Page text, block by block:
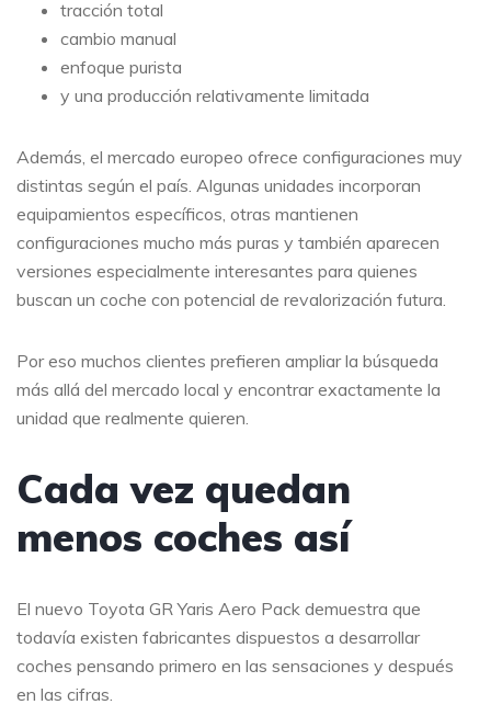
tracción total
cambio manual
enfoque purista
y una producción relativamente limitada
Además, el mercado europeo ofrece configuraciones muy
distintas según el país. Algunas unidades incorporan
equipamientos específicos, otras mantienen
configuraciones mucho más puras y también aparecen
versiones especialmente interesantes para quienes
buscan un coche con potencial de revalorización futura.
Por eso muchos clientes prefieren ampliar la búsqueda
más allá del mercado local y encontrar exactamente la
unidad que realmente quieren.
Cada vez quedan
menos coches así
El nuevo Toyota GR Yaris Aero Pack demuestra que
todavía existen fabricantes dispuestos a desarrollar
coches pensando primero en las sensaciones y después
en las cifras.